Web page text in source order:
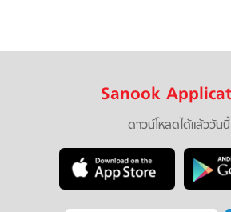
Sanook
ดาวน์โหลดได้แล้ววันนี้